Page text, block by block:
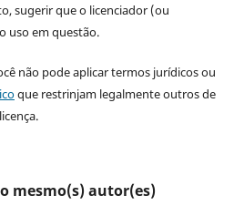
sugerir que o licenciador (ou
uso em questão.
não pode aplicar termos jurídicos ou
que restrinjam legalmente outros de
mesmo(s) autor(es)